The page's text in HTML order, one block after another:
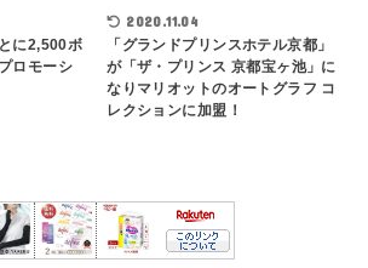
に2,500ボ
ロモーシ
2020.11.04
「グランドプリンスホテル京都」
が「ザ・プリンス 京都宝ヶ池」に
なりマリオットのオートグラフ コ
レクションに加盟！